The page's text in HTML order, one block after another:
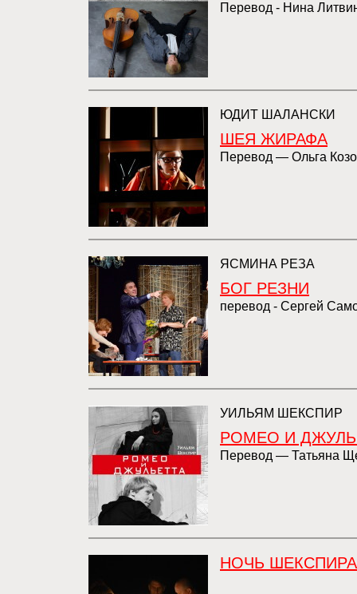
Перевод - Нина
ЮДИТ ШАЛАНСКИ
ШЕЯ ЖИРАФА
Перевод — Ольга
ЯСМИНА РЕЗА
БОГ РЕЗНИ
перевод - Сергей
УИЛЬЯМ ШЕКСПИР
РОМЕО И
Перевод — Татьяна
НОЧЬ ШЕКСПИРА